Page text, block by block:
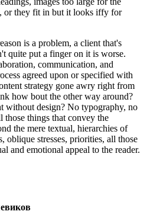
or they fit in but it looks iffy for
is a problem, a client that's
quite put a finger on it is worse.
communication, and
agreed upon or specified with
strategy gone awry right from
how bout the other way around?
without design? No typography, no
those things that convey the
the mere textual, hierarchies of
oblique stresses, priorities, all those
and emotional appeal to the reader.